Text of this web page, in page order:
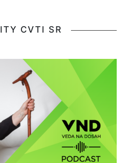
CVTI SR